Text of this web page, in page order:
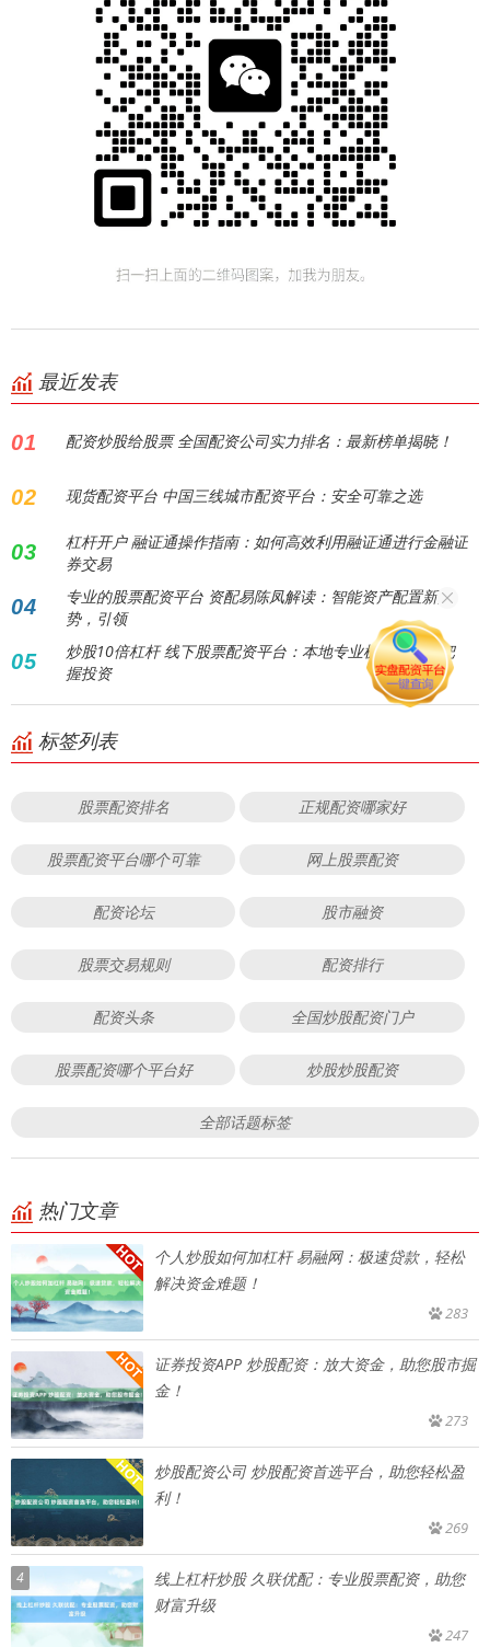
最近发表
01 配资炒股给股票 全国配资公司实力排名：最新榜单揭晓！
02 现货配资平台 中国三线城市配资平台：安全可靠之选
03
杠杆开户 融证通操作指南：如何高效利用融证通进行金融证
券交易
04
专业的股票配资平台 资配易陈凤解读：智能资产配置新趋
势，引领
05
炒股10倍杠杆 线下股票配资平台：本地专业机构，助您把
握投资
标签列表
股票配资排名 正规配资哪家好
股票配资平台哪个可靠 网上股票配资
配资论坛 股市融资
股票交易规则 配资排行
配资头条 全国炒股配资门户
股票配资哪个平台好 炒股炒股配资
全部话题标签
热门文章
个人炒股如何加杠杆 易融网：极速贷款，轻松
解决资金难题！
283
证券投资APP 炒股配资：放大资金，助您股市掘
金！
273
炒股配资公司 炒股配资首选平台，助您轻松盈
利！
269
4
线上杠杆炒股 久联优配：专业股票配资，助您
财富升级
247